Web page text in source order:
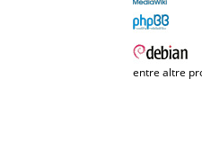
entre altre